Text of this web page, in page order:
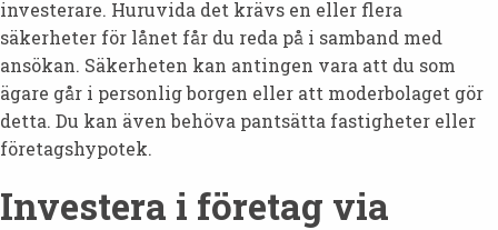
investerare. Huruvida det krävs en eller flera
säkerheter för lånet får du reda på i samband med
ansökan. Säkerheten kan antingen vara att du som
ägare går i personlig borgen eller att moderbolaget gör
detta. Du kan även behöva pantsätta fastigheter eller
företagshypotek.
Investera i företag via